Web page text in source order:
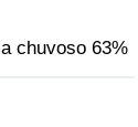
chuvoso 63%